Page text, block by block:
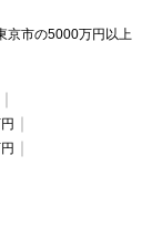
京市の5000万円以上